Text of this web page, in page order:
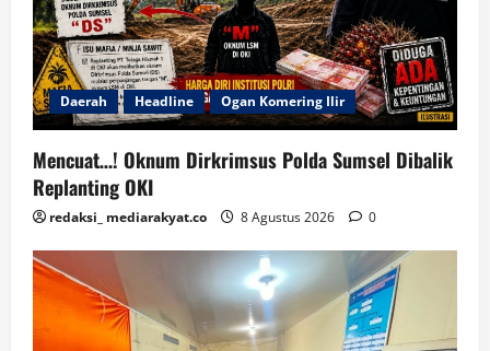
Daerah Headline Ogan Komering Ilir
Mencuat…! Oknum Dirkrimsus Polda Sumsel Dibalik
Replanting OKI
redaksi_ mediarakyat.co 8 Agustus 2026 0